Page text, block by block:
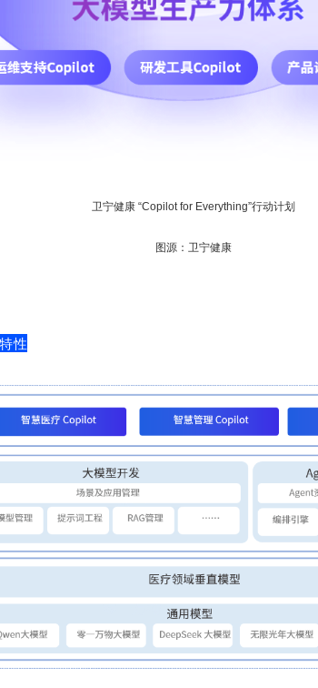
卫宁健康 “Copilot for Everything”行动计划
图源：卫宁健康
性